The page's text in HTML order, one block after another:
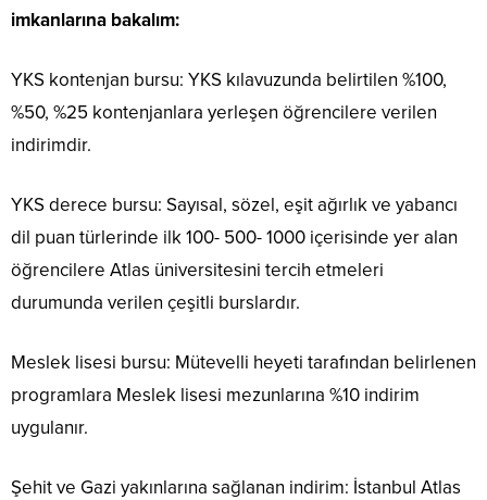
imkanlarına bakalım:
YKS kontenjan bursu: YKS kılavuzunda belirtilen %100,
%50, %25 kontenjanlara yerleşen öğrencilere verilen
indirimdir.
YKS derece bursu: Sayısal, sözel, eşit ağırlık ve yabancı
dil puan türlerinde ilk 100- 500- 1000 içerisinde yer alan
öğrencilere Atlas üniversitesini tercih etmeleri
durumunda verilen çeşitli burslardır.
Meslek lisesi bursu: Mütevelli heyeti tarafından belirlenen
programlara Meslek lisesi mezunlarına %10 indirim
uygulanır.
Şehit ve Gazi yakınlarına sağlanan indirim: İstanbul Atlas